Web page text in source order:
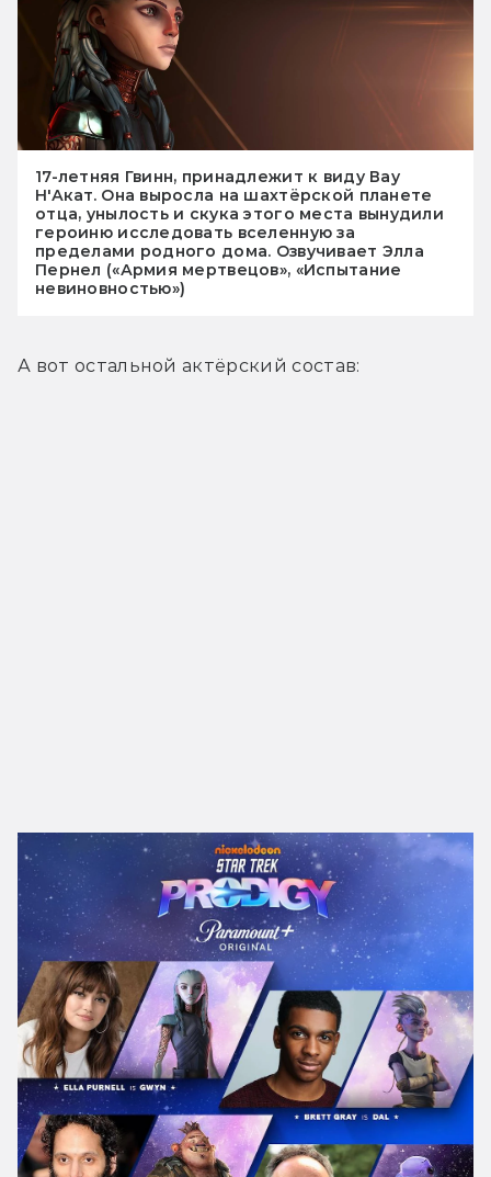
17-летняя Гвинн, принадлежит к виду Вау
Н'Акат. Она выросла на шахтёрской планете
отца, унылость и скука этого места вынудили
героиню исследовать вселенную за
пределами родного дома. Озвучивает Элла
Пернел («Армия мертвецов», «Испытание
невиновностью»)
А вот остальной актёрский состав: